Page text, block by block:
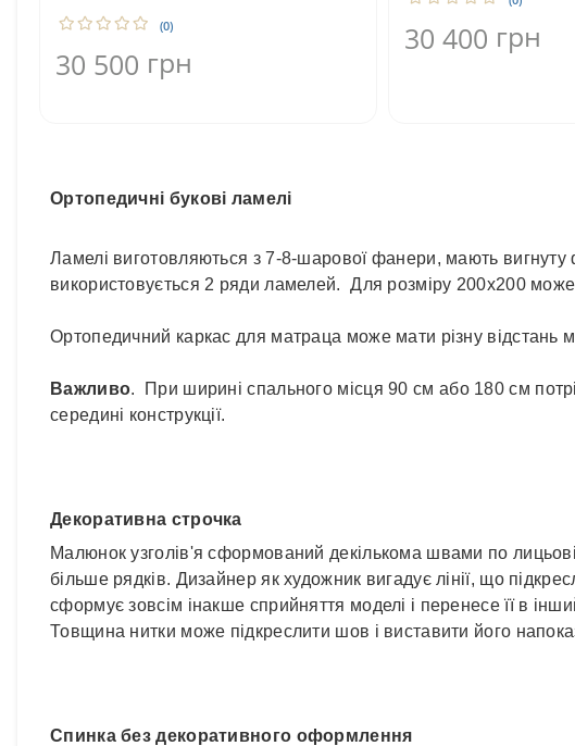
(0)
30 500 грн
30 400 грн
Ортопедичні букові ламелі
Ламелі виготовляються з 7-8-шарової фанери, мають
використовується 2 ряди ламелей. Для розміру 200х200
Ортопедичний каркас для матраца може мати різну
Важливо. При ширині спального місця 90 см або 180 см
середині конструкції.
Декоративна строчка
Малюнок узголів'я сформований декількома швами по
більше рядків. Дизайнер як художник вигадує лінії, що
сформує зовсім інакше сприйняття моделі і перенесе її в
Товщина нитки може підкреслити шов і виставити його
Спинка без декоративного оформлення